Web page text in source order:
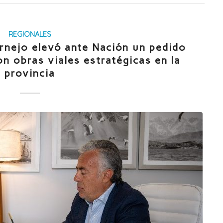
REGIONALES
elevó ante Nación un pedido
obras viales estratégicas en la
provincia